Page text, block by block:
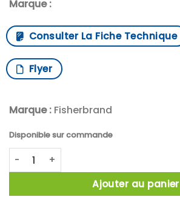
Marque :
Consulter La Fiche Technique
Flyer
Marque : Fisherbrand
Disponible sur commande
quantité de Support for flasks
Ajouter au panier